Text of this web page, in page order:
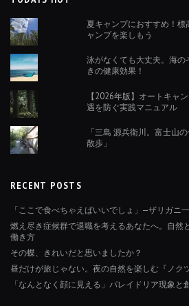
夏キャンプにおすすめ！
ャンプを楽しもう
泳がなくても大丈夫。海
きの健康効果！
【2026年版】オートキャ
遇を防ぐ実践マニュアル
「三島 源兵衛川。富士山
散歩」
RECENT POSTS
「ここで食べちゃえばいいでしょ」—ザリガニ
燃え尽き症候群で退職を考えるあなたへ。自然
働き方
その蝶、きれいだと思いましたか？
昼だけが旅じゃない。夜の自然を楽しむ『ノク
「なんとなく顔に見える」パレイドリア現象と